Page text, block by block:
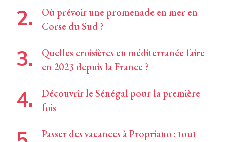
Où prévoir une promenade en mer en
Corse du Sud ?
Quelles croisières en méditerranée faire
en 2023 depuis la France ?
Découvrir le Sénégal pour la première
fois
Passer des vacances à Propriano : tout